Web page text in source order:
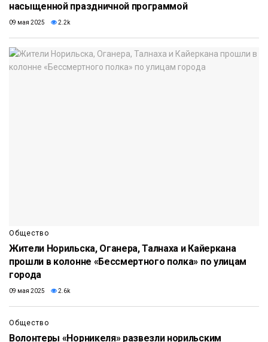
насыщенной праздничной программой
09 мая 2025 2.2k
Общество
Жители Норильска, Оганера, Талнаха и Кайеркана
прошли в колонне «Бессмертного полка» по улицам
города
09 мая 2025 2.6k
Общество
Волонтеры «Норникеля» развезли норильским